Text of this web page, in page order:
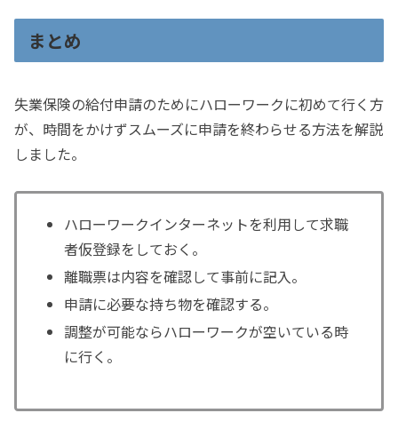
まとめ
失業保険の給付申請のためにハローワークに初めて行く方
が、時間をかけずスムーズに申請を終わらせる方法を解説
しました。
ハローワークインターネットを利用して求職
者仮登録をしておく。
離職票は内容を確認して事前に記入。
申請に必要な持ち物を確認する。
調整が可能ならハローワークが空いている時
に行く。